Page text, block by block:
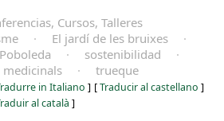
Cursos, Talleres
· El jardí de les bruixes
·
Poboleda · sostenibilidad
·
medicinals
· trueque
in Italiano ] [Traducir al castellano ]
al català ]